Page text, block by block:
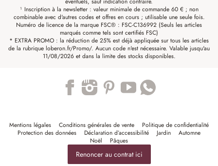
¹ Inscription à la newsletter : valeur minimale de commande 60 € ; non
combinable avec d'autres codes et offres en cours ; utilisable une seule fois.
Numéro de licence de la marque FSC® : FSC-C136992 (Seuls les articles
marqués comme tels sont certifiés FSC)
* EXTRA PROMO : la réduction de 25% est déjà appliquée sur tous les articles
de la rubrique loberon.fr/Promo/. Aucun code n'est nécessaire. Valable jusqu'au
11/08/2026 et dans la limite des stocks disponibles.
Mentions légales Conditions générales de vente
Politique de confidentialité
Protection des données
Déclaration d’accessibilité Jardin
Automne
Noël
Pâques
Renoncer au contrat ici